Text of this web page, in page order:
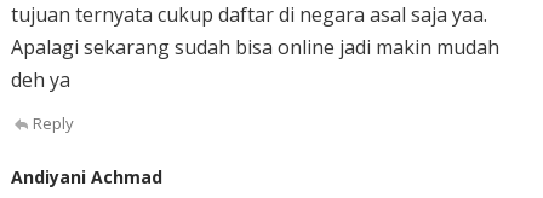
tujuan ternyata cukup daftar di negara asal saja yaa.
Apalagi sekarang sudah bisa online jadi makin mudah
deh ya
Reply
Andiyani Achmad